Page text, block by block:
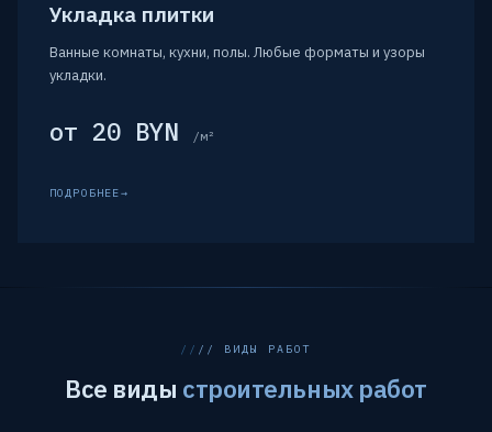
Укладка плитки
Ванные комнаты, кухни, полы. Любые форматы и узоры
укладки.
от 20 BYN /м²
ПОДРОБНЕЕ
// ВИДЫ РАБОТ
Все виды строительных работ